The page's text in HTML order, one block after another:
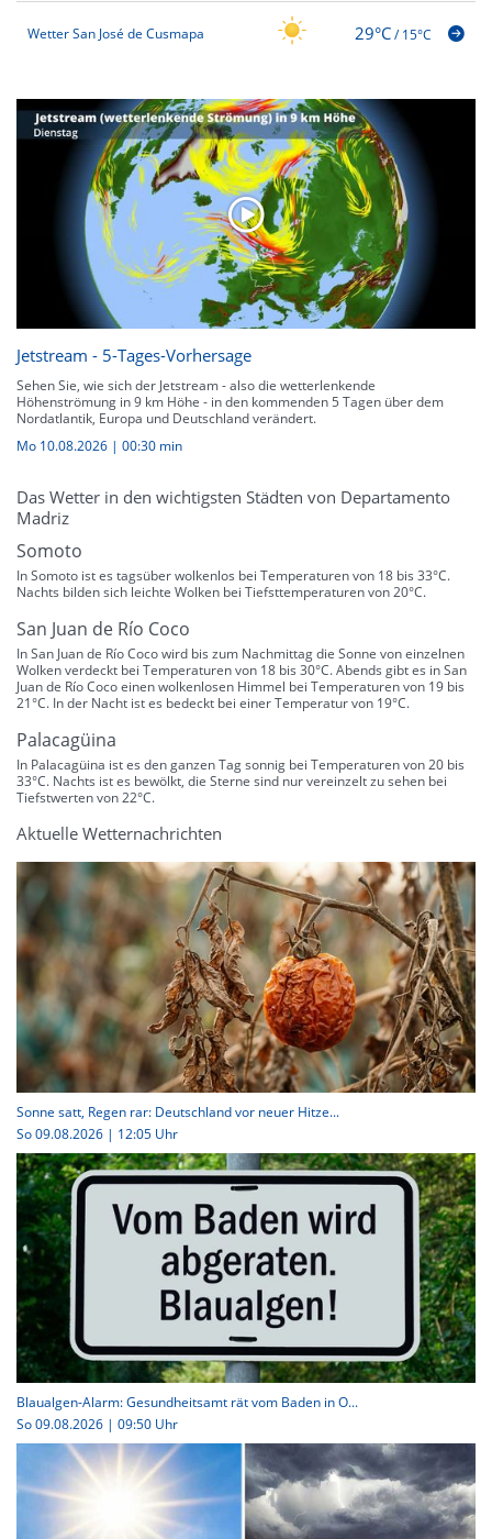
Wetter San José de Cusmapa 29°C/15°C
Jetstream - 5-Tages-Vorhersage
Sehen Sie, wie sich der Jetstream - also die wetterlenkende
Höhenströmung in 9 km Höhe - in den kommenden 5 Tagen über dem
Nordatlantik, Europa und Deutschland verändert.
Mo 10.08.2026 | 00:30 min
Das Wetter in den wichtigsten Städten von Departamento
Madriz
Somoto
In Somoto ist es tagsüber wolkenlos bei Temperaturen von 18 bis 33°C.
Nachts bilden sich leichte Wolken bei Tiefsttemperaturen von 20°C.
San Juan de Río Coco
In San Juan de Río Coco wird bis zum Nachmittag die Sonne von einzelnen
Wolken verdeckt bei Temperaturen von 18 bis 30°C. Abends gibt es in San
Juan de Río Coco einen wolkenlosen Himmel bei Temperaturen von 19 bis
21°C. In der Nacht ist es bedeckt bei einer Temperatur von 19°C.
Palacagüina
In Palacagüina ist es den ganzen Tag sonnig bei Temperaturen von 20 bis
33°C. Nachts ist es bewölkt, die Sterne sind nur vereinzelt zu sehen bei
Tiefstwerten von 22°C.
Aktuelle Wetternachrichten
Sonne satt, Regen rar: Deutschland vor neuer Hitze...
So 09.08.2026 | 12:05 Uhr
Blaualgen-Alarm: Gesundheitsamt rät vom Baden in O...
So 09.08.2026 | 09:50 Uhr